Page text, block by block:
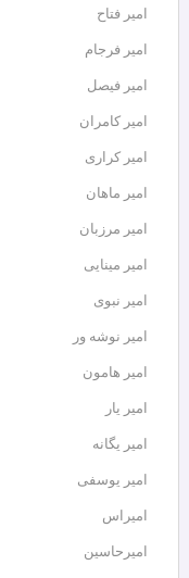
امیر فتاح
امیر فرجام
امیر فیصل
امیر کامران
امیر کراری
امیر ماهان
امیر مرزبان
امیر مینایی
امیر نبوی
امیر نوشه ور
امیر هامون
امیر یار
امیر یگانه
امیر یوسفی
امیراس
امیرحاسین